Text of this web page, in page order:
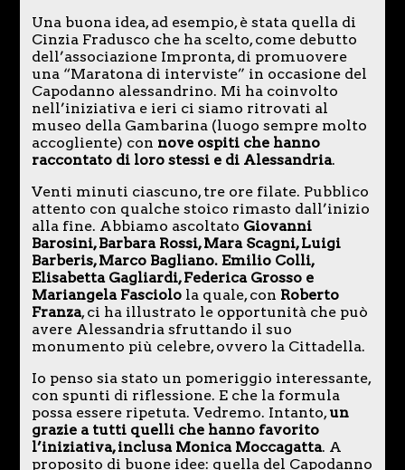
Una buona idea, ad esempio, è stata quella di
Cinzia Fradusco che ha scelto, come debutto
dell’associazione Impronta, di promuovere
una “Maratona di interviste” in occasione del
Capodanno alessandrino. Mi ha coinvolto
nell’iniziativa e ieri ci siamo ritrovati al
museo della Gambarina (luogo sempre molto
accogliente) con nove ospiti che hanno
raccontato di loro stessi e di Alessandria.
Venti minuti ciascuno, tre ore filate. Pubblico
attento con qualche stoico rimasto dall’inizio
alla fine. Abbiamo ascoltato Giovanni
Barosini, Barbara Rossi, Mara Scagni, Luigi
Barberis, Marco Bagliano. Emilio Colli,
Elisabetta Gagliardi, Federica Grosso e
Mariangela Fasciolola quale, con Roberto
Franza, ci ha illustrato le opportunità che può
avere Alessandria sfruttando il suo
monumento più celebre, ovvero la Cittadella.
Io penso sia stato un pomeriggio interessante,
con spunti di riflessione. E che la formula
possa essere ripetuta. Vedremo. Intanto,un
grazie a tutti quelli che hanno favorito
l’iniziativa, inclusa Monica Moccagatta. A
proposito di buone idee: quella del Capodanno